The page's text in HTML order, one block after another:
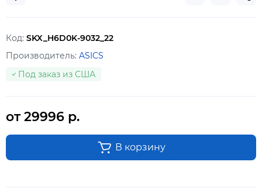
Код: SKX_H6D0K-9032_22
Производитель: ASICS
Под заказ из США
от 29996 р.
В корзину